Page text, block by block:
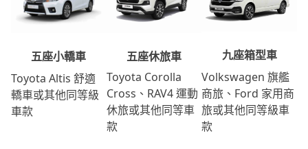
五座小轎車
Toyota Altis 舒適
轎車或其他同等級
車款
五座休旅車
Toyota Corolla
Cross、RAV4 運動
休旅或其他同等車
款
九座箱型車
Volkswagen 旗艦
商旅、Ford 家用商
旅或其他同等級車
款